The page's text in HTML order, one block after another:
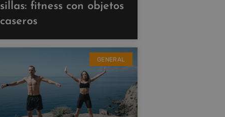
sillas: fitness con objetos
caseros
GENERAL